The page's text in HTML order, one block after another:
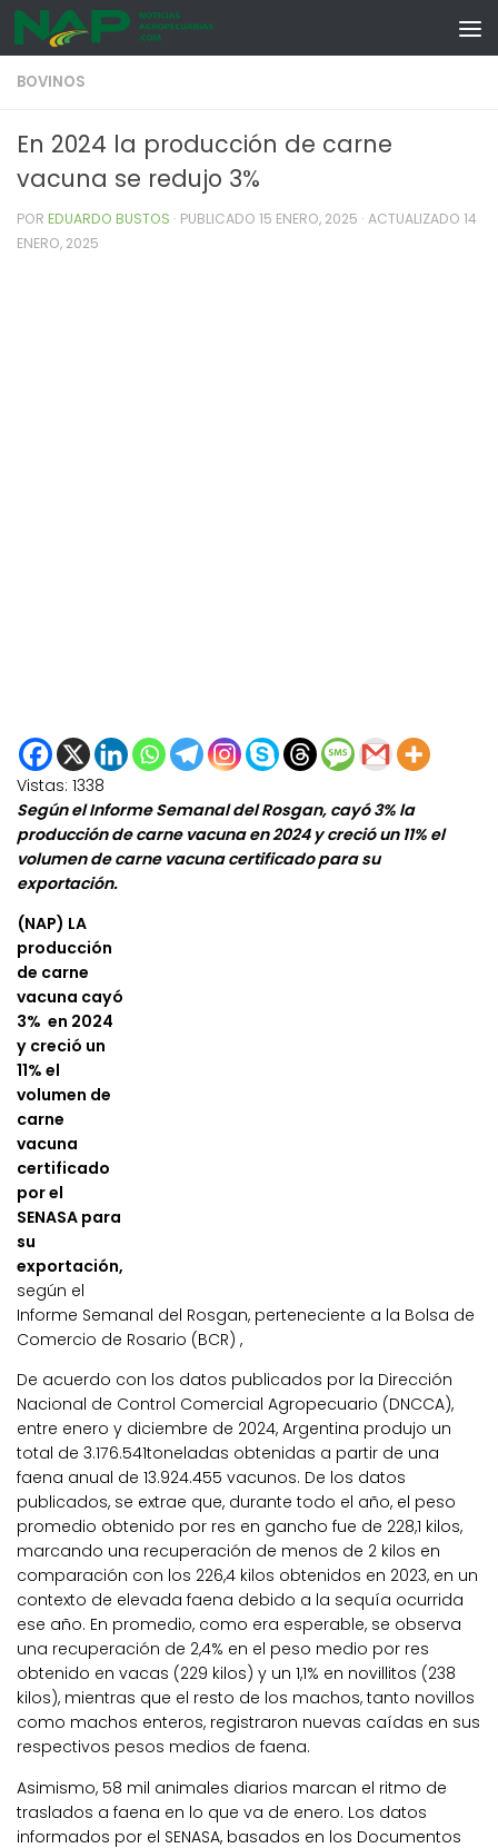
Skip to content
BOVINOS
En 2024 la producción de carne
vacuna se redujo 3%
POR EDUARDO BUSTOS · PUBLICADO 15 ENERO, 2025 · ACTUALIZADO 14
ENERO, 2025
Vistas: 1338
Según el Informe Semanal del Rosgan, cayó 3% la
producción de carne vacuna en 2024 y creció un 11% el
volumen de carne vacuna certificado para su
exportación.
(NAP) LA
producción
de carne
vacuna cayó
3% en 2024
y creció un
11% el
volumen de
carne
vacuna
certificado
por el
SENASA para
su
exportación,
según el
Informe Semanal del Rosgan, perteneciente a la Bolsa de
Comercio de Rosario (BCR) ,
De acuerdo con los datos publicados por la Dirección
Nacional de Control Comercial Agropecuario (DNCCA),
entre enero y diciembre de 2024, Argentina produjo un
total de 3.176.541toneladas obtenidas a partir de una
faena anual de 13.924.455 vacunos. De los datos
publicados, se extrae que, durante todo el año, el peso
promedio obtenido por res en gancho fue de 228,1 kilos,
marcando una recuperación de menos de 2 kilos en
comparación con los 226,4 kilos obtenidos en 2023, en un
contexto de elevada faena debido a la sequía ocurrida
ese año. En promedio, como era esperable, se observa
una recuperación de 2,4% en el peso medio por res
obtenido en vacas (229 kilos) y un 1,1% en novillitos (238
kilos), mientras que el resto de los machos, tanto novillos
como machos enteros, registraron nuevas caídas en sus
respectivos pesos medios de faena.
Asimismo, 58 mil animales diarios marcan el ritmo de
traslados a faena en lo que va de enero. Los datos
informados por el SENASA, basados en los Documentos